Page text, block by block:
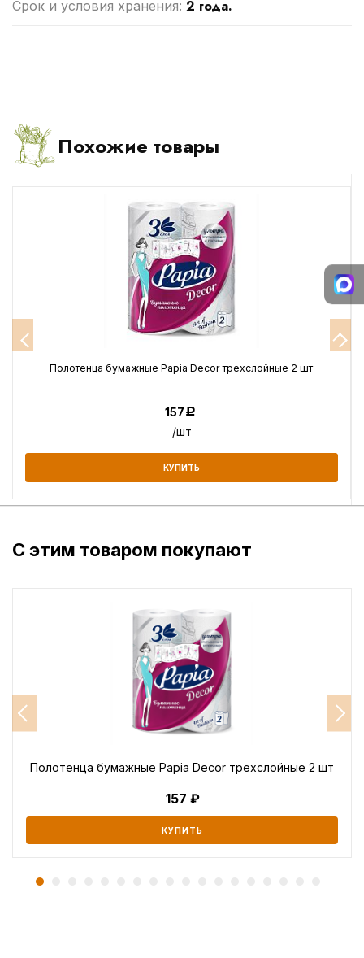
Срок и условия хранения: 2 года.
Похожие товары
Полотенца бумажные Papia Decor трехслойные 2 шт
157Р
/шт
КУПИТЬ
С этим товаром покупают
Полотенца бумажные Papia Decor трехслойные 2 шт
157
КУПИТЬ